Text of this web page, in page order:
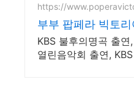
https://
부부 팝페라 빅토리
외! 명문 음대 졸업!
KBS 불후의명곡 출연
열린음악회 출연,